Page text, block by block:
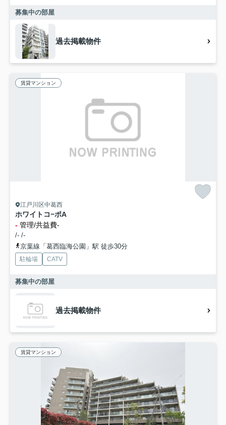
募集中の部屋
過去掲載物件
賃貸マンション
江戸川区中葛西
ホワイトコ−ポA
- 管理/共益費-
/- /-
京葉線「葛西臨海公園」駅 徒歩30分
駐輪場 CATV
募集中の部屋
過去掲載物件
賃貸マンション